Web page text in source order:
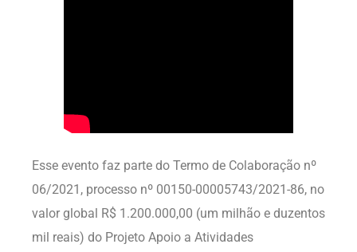
Esse evento faz parte do Termo de Colaboração nº
06/2021, processo nº 00150-00005743/2021-86, no
valor global R$ 1.200.000,00 (um milhão e duzentos
mil reais) do Projeto Apoio a Atividades